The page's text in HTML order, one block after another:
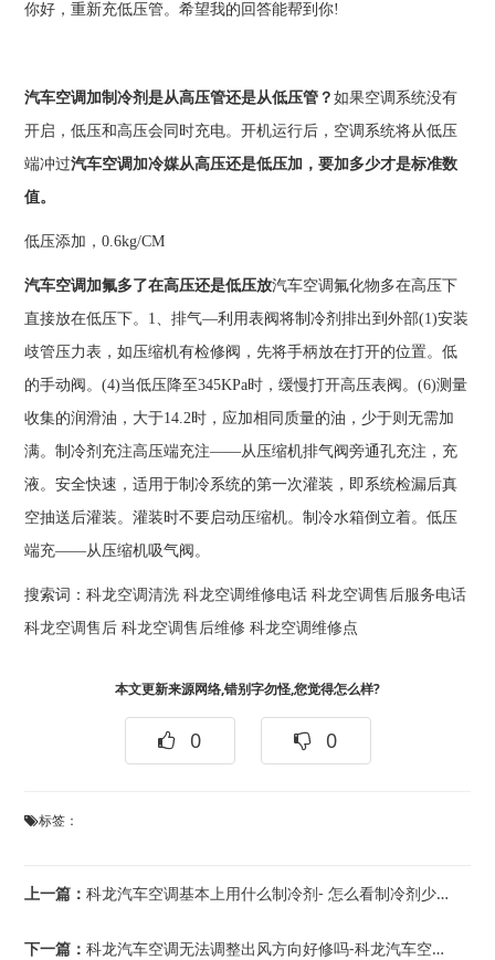
你好，重新充低压管。希望我的回答能帮到你!
汽车空调加制冷剂是从高压管还是从低压管？如果空调系统没有
开启，低压和高压会同时充电。开机运行后，空调系统将从低压
端冲过汽车空调加冷媒从高压还是低压加，要加多少才是标准数
值。
低压添加，0.6kg/CM
汽车空调加氟多了在高压还是低压放汽车空调氟化物多在高压下
直接放在低压下。1、排气—利用表阀将制冷剂排出到外部(1)安装
歧管压力表，如压缩机有检修阀，先将手柄放在打开的位置。低
的手动阀。(4)当低压降至345KPa时，缓慢打开高压表阀。(6)测量
收集的润滑油，大于14.2时，应加相同质量的油，少于则无需加
满。制冷剂充注高压端充注——从压缩机排气阀旁通孔充注，充
液。安全快速，适用于制冷系统的第一次灌装，即系统检漏后真
空抽送后灌装。灌装时不要启动压缩机。制冷水箱倒立着。低压
端充——从压缩机吸气阀。
搜索词：科龙空调清洗 科龙空调维修电话 科龙空调售后服务电话
科龙空调售后 科龙空调售后维修 科龙空调维修点
本文更新来源网络,错别字勿怪,您觉得怎么样?
0 0
标签：
上一篇：科龙汽车空调基本上用什么制冷剂- 怎么看制冷剂少没少-_45_科龙汽车空调加氨是...
下一篇：科龙汽车空调无法调整出风方向好修吗-科龙汽车空调系统常用的检漏方法有哪些_7